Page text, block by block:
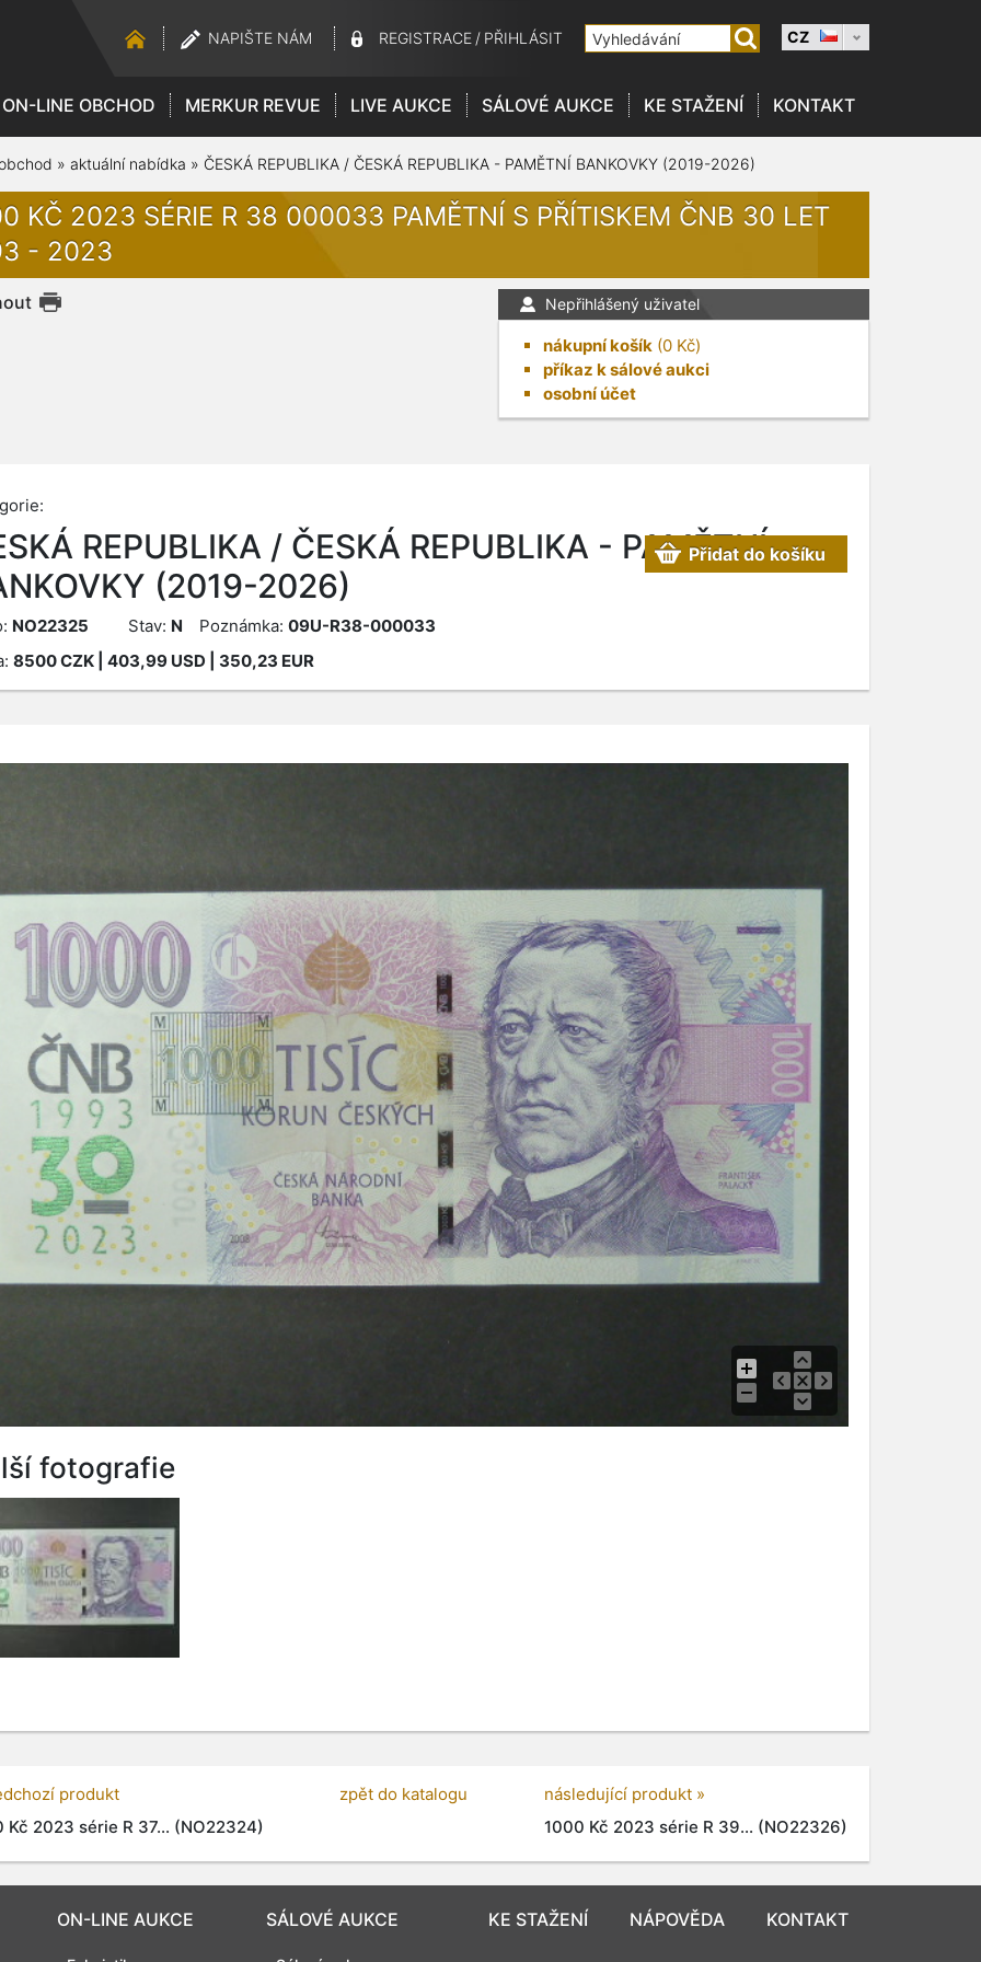
NAPIŠTE NÁM REGISTRACE / PŘIHLÁSIT CZ
ON-LINE OBCHOD MERKUR REVUE LIVE AUKCE SÁLOVÉ AUKCE KE STAŽENÍ KONTAKT
» aktuální nabídka » ČESKÁ REPUBLIKA / ČESKÁ REPUBLIKA - PAMĚTNÍ BANKOVKY (2019-2026)
KČ 2023 SÉRIE R 38 000033 PAMĚTNÍ S PŘÍTISKEM ČNB 30 LET
- 2023
Nepřihlášený uživatel
nákupní košík (0 Kč)
příkaz k sálové aukci
osobní účet
REPUBLIKA / ČESKÁ REPUBLIKA - PAMĚTNÍ
(2019-2026)
Přidat do košíku
NO22325 Stav: N Poznámka: 09U-R38-000033
8500CZK| 403,99 USD | 350,23 EUR
fotografie
produkt
Kč 2023 série R 37... (NO22324)
zpět do katalogu
následující produkt »
1000 Kč 2023 série R 39... (NO22326)
ON-LINE AUKCE SÁLOVÉ AUKCE KE STAŽENÍ NÁPOVĚDA KONTAKT